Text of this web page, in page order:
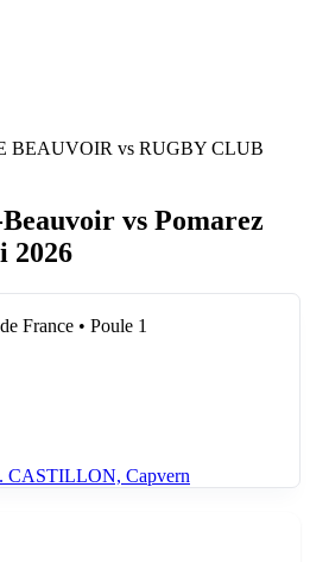
BEAUVOIR vs RUGBY CLUB
vs Pomarez
2026
France • Poule 1
Capvern